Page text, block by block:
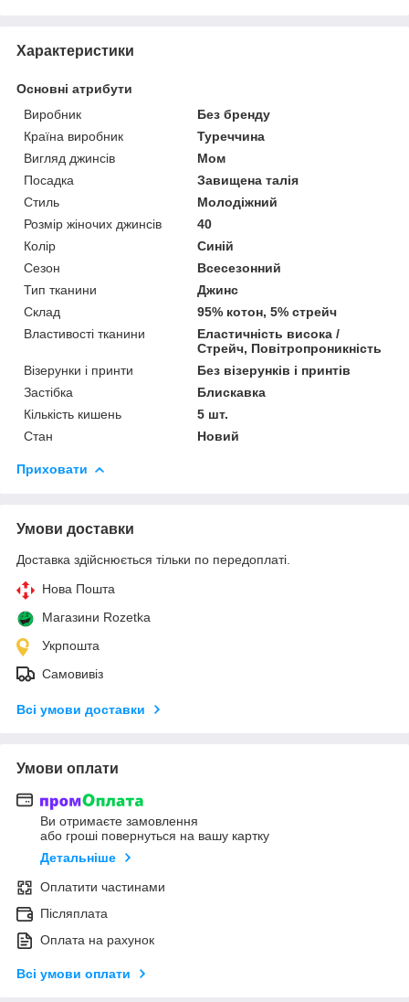
Характеристики
Основні атрибути
Виробник
Без бренду
Країна виробник
Туреччина
Вигляд джинсів
Мом
Посадка
Завищена талія
Стиль
Молодіжний
Розмір жіночих джинсів
40
Колір
Синій
Сезон
Всесезонний
Тип тканини
Джинс
Склад
95% котон, 5% стрейч
Властивості тканини
Еластичність висока /
Стрейч, Повітропроникність
Візерунки і принти
Без візерунків і принтів
Застібка
Блискавка
Кількість кишень
5 шт.
Стан
Новий
Приховати
Умови доставки
Доставка здійснюється тільки по передоплаті.
Нова Пошта
Магазини Rozetka
Укрпошта
Самовивіз
Всі умови доставки
Умови оплати
Ви отримаєте замовлення
або гроші повернуться на вашу картку
Детальніше
Оплатити частинами
Післяплата
Оплата на рахунок
Всі умови оплати